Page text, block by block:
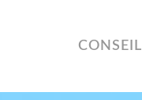
CONSEIL